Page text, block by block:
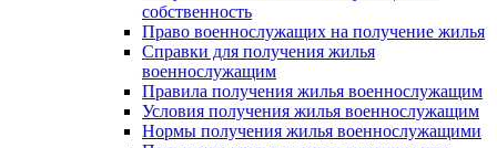
собственность
Право военнослужащих на получение жилья
Справки для получения жилья
военнослужащим
Правила получения жилья военнослужащим
Условия получения жилья военнослужащим
Нормы получения жилья военнослужащими